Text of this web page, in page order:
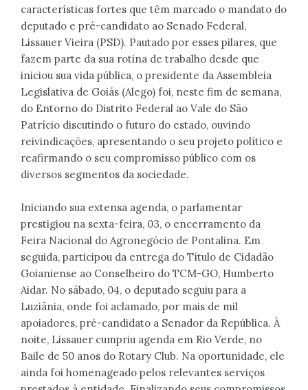
características fortes que têm marcado o mandato do
deputado e pré-candidato ao Senado Federal,
Lissauer Vieira (PSD). Pautado por esses pilares, que
fazem parte da sua rotina de trabalho desde que
iniciou sua vida pública, o presidente da Assembleia
Legislativa de Goiás (Alego) foi, neste fim de semana,
do Entorno do Distrito Federal ao Vale do São
Patrício discutindo o futuro do estado, ouvindo
reivindicações, apresentando o seu projeto político e
reafirmando o seu compromisso público com os
diversos segmentos da sociedade.
Iniciando sua extensa agenda, o parlamentar
prestigiou na sexta-feira, 03, o encerramento da
Feira Nacional do Agronegócio de Pontalina. Em
seguida, participou da entrega do Título de Cidadão
Goianiense ao Conselheiro do TCM-GO, Humberto
Aidar. No sábado, 04, o deputado seguiu para a
Luziânia, onde foi aclamado, por mais de mil
apoiadores, pré-candidato a Senador da República. À
noite, Lissauer cumpriu agenda em Rio Verde, no
Baile de 50 anos do Rotary Club. Na oportunidade, ele
ainda foi homenageado pelos relevantes serviços